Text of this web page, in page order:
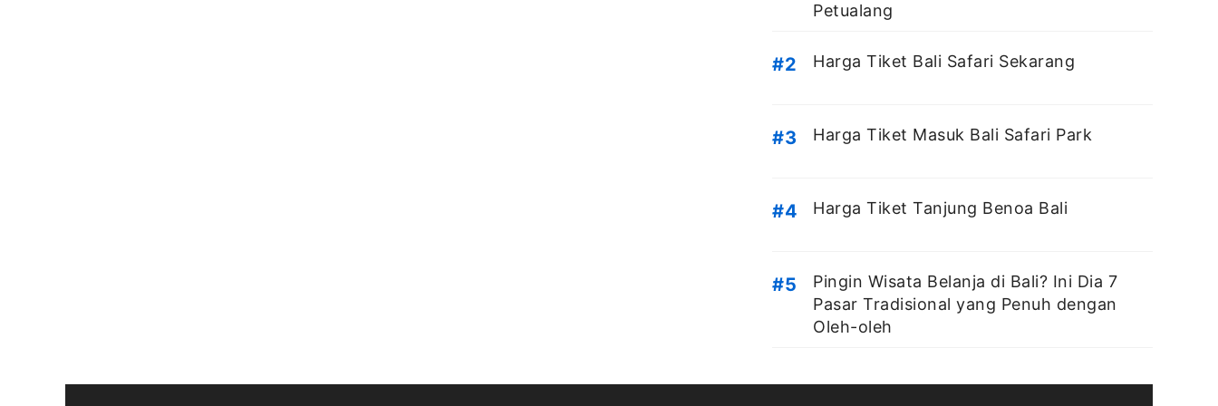
Petualang
Harga Tiket Bali Safari Sekarang
Harga Tiket Masuk Bali Safari Park
Harga Tiket Tanjung Benoa Bali
Pingin Wisata Belanja di Bali? Ini Dia 7
Pasar Tradisional yang Penuh dengan
Oleh-oleh